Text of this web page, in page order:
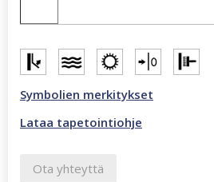
32410-
määrä
Symbolien merkitykset
Lataa tapetointiohje
Ota yhteyttä